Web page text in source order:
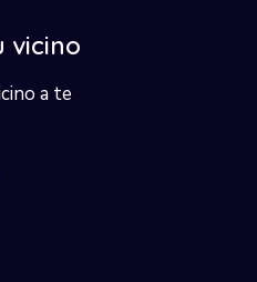
vicino
a te